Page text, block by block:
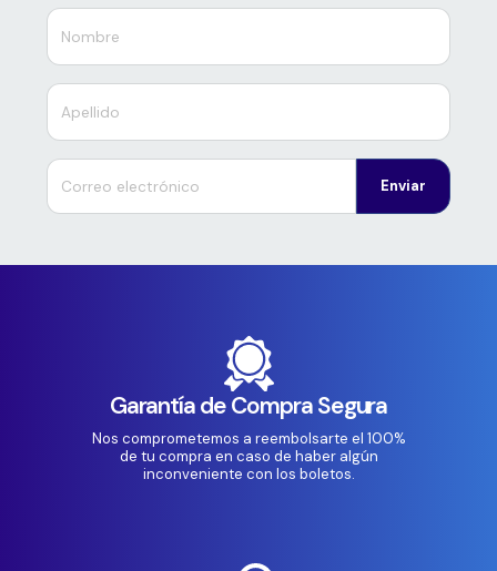
Enviar
Garantía de Compra Segura
Nos comprometemos a reembolsarte el 100%
de tu compra en caso de haber algún
inconveniente con los boletos.